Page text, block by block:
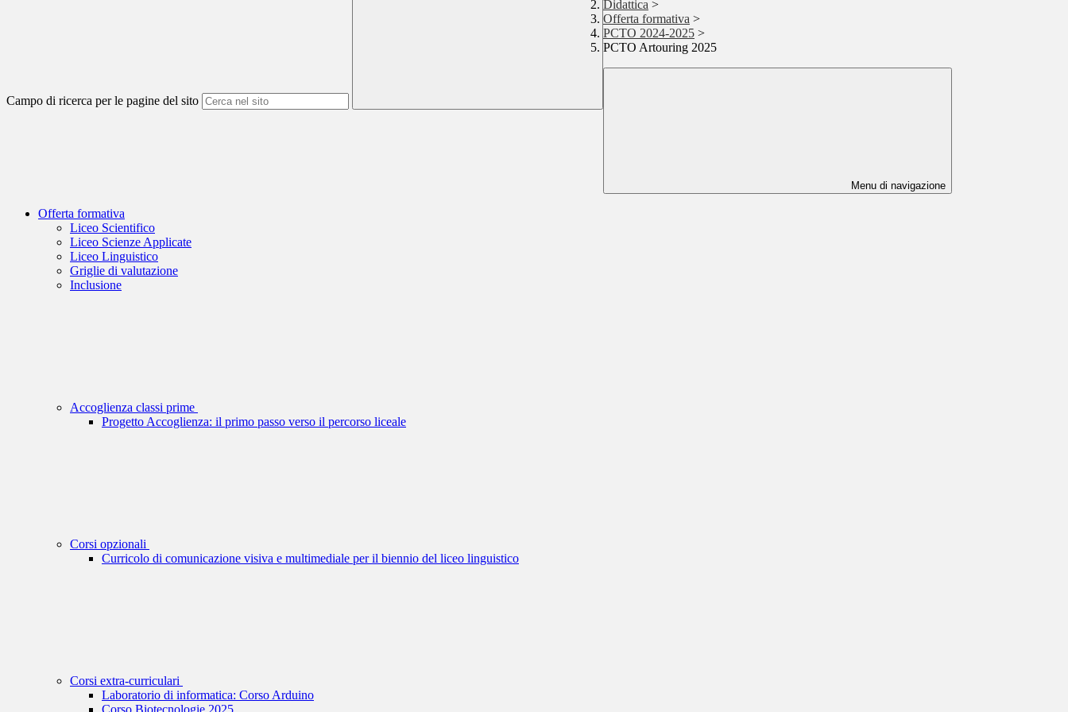
Campo di ricerca per le pagine del sito
Didattica >
Offerta formativa >
PCTO 2024-2025 >
PCTO Artouring 2025
Menu di navigazione
Offerta formativa
Liceo Scientifico
Liceo Scienze Applicate
Liceo Linguistico
Griglie di valutazione
Inclusione
Accoglienza classi prime
Progetto Accoglienza: il primo passo verso il percorso liceale
Corsi opzionali
Curricolo di comunicazione visiva e multimediale per il biennio del liceo linguistico
Corsi extra-curriculari
Laboratorio di informatica: Corso Arduino